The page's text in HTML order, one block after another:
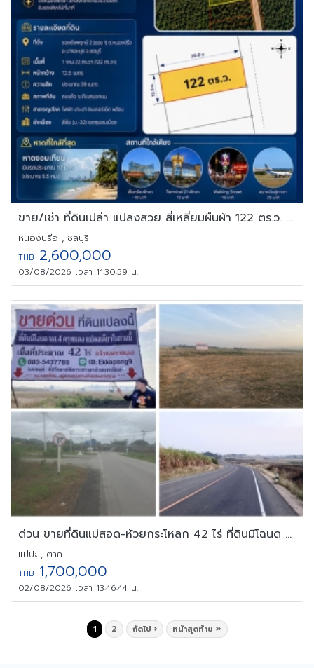
ขาย/เช่า ที่ดินเปล่า แปลงสวย สี่เหลี่ยมผืนผ้า 122 ตร.ว. บางละมุง
หนองปรือ , ชลบุรี
THB 2,600,000
03/08/2026 เวลา 11:30:59 น.
ด่วน ขายที่ดินแม่สอด-ห้วยกระโหลก 42 ไร่ ที่ดินมีโฉนด นส.4 ครุฑแดง
แม่ปะ , ตาก
THB 1,700,000
02/08/2026 เวลา 13:46:44 น.
1 2 ถัดไป › หน้าสุดท้าย »